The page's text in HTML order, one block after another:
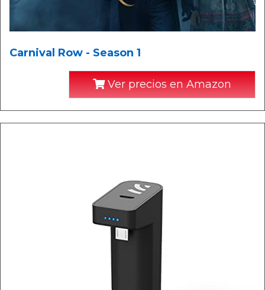
Carnival Row - Season 1
Ver precios en Amazon